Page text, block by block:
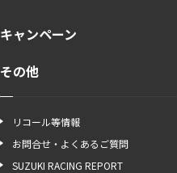
キャンペーン
その他
リコール等情報
お問合せ・よくあるご質問
SUZUKI RACING REPORT